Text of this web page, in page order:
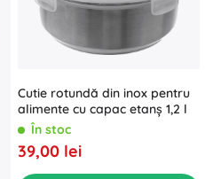
Cutie rotundă din inox pentru
alimente cu capac etanș 1,2 l
În stoc
39,00 lei